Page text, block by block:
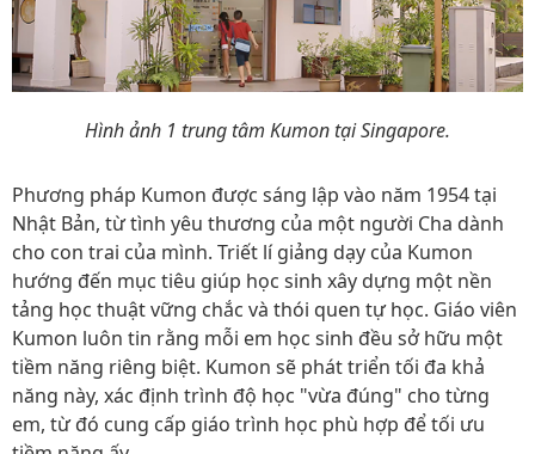
Hình ảnh 1 trung tâm Kumon tại Singapore.
Phương pháp Kumon được sáng lập vào năm 1954 tại
Nhật Bản, từ tình yêu thương của một người Cha dành
cho con trai của mình. Triết lí giảng dạy của Kumon
hướng đến mục tiêu giúp học sinh xây dựng một nền
tảng học thuật vững chắc và thói quen tự học. Giáo viên
Kumon luôn tin rằng mỗi em học sinh đều sở hữu một
tiềm năng riêng biệt. Kumon sẽ phát triển tối đa khả
năng này, xác định trình độ học "vừa đúng" cho từng
em, từ đó cung cấp giáo trình học phù hợp để tối ưu